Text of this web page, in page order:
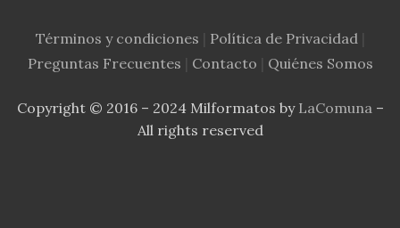
Términos y condiciones Política de Privacidad|
Preguntas Frecuentes
Contacto Quiénes Somos
Copyright © 2016 – 2024 Milformatos by LaComuna–
All rights reserved